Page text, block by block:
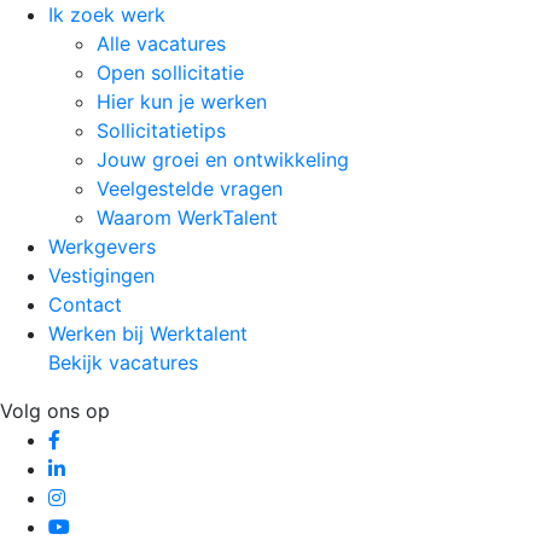
Ik zoek werk
Alle vacatures
Open sollicitatie
Hier kun je werken
Sollicitatietips
Jouw groei en ontwikkeling
Veelgestelde vragen
Waarom WerkTalent
Werkgevers
Vestigingen
Contact
Werken bij Werktalent
Bekijk vacatures
Volg ons op